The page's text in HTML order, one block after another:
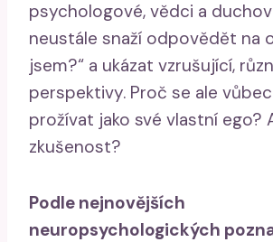
psychologové, vědci a
neustále snaží odpovědět na
jsem?“ a ukázat vzrušující,
perspektivy. Proč se ale
prožívat jako své vlastní ego?
zkušenost?
Podle nejnovějších
neuropsychologických